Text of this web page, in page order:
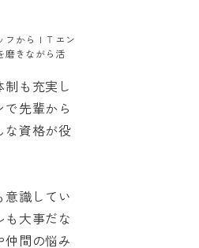
フからＩＴエン
磨きながら活
も充実し
先輩から
な資格が役
意識してい
大事だな
間の悩み